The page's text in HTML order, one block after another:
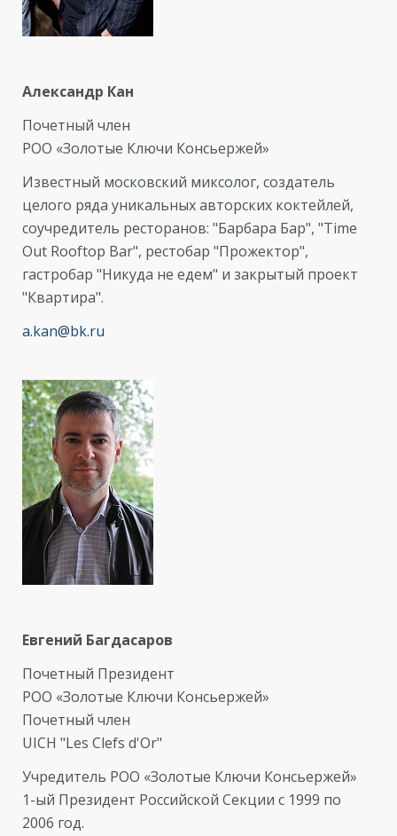
Александр Кан
Почетный член
РОО «Золотые Ключи Консьержей»
Известный московский миксолог, создатель
целого ряда уникальных авторских коктейлей,
соучредитель ресторанов: "Барбара Бар", "Time
Out Rooftop Bar", рестобар "Прожектор",
гастробар "Никуда не едем" и закрытый проект
"Квартира".
a.kan@bk.ru
Евгений Багдасаров
Почетный Президент
РОО «Золотые Ключи Консьержей»
Почетный член
UICH "Les Clefs d'Or"
Учредитель РОО «Золотые Ключи Консьержей»
1-ый Президент Российской Секции с 1999 по
2006 год.